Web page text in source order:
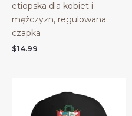
etiopska dla kobiet i
mężczyzn, regulowana
czapka
$14.99